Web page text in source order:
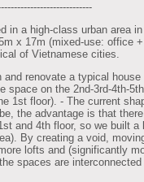
---------------
in a high-class urban area
x 17m (mixed-use: office
of Vietnamese cities.
and renovate a typical house
space on the 2nd-3rd-4th-
1st floor). - The current
the advantage is that
and 4th floor, so we built a
By creating a void,
lofts and (significantly
spaces are